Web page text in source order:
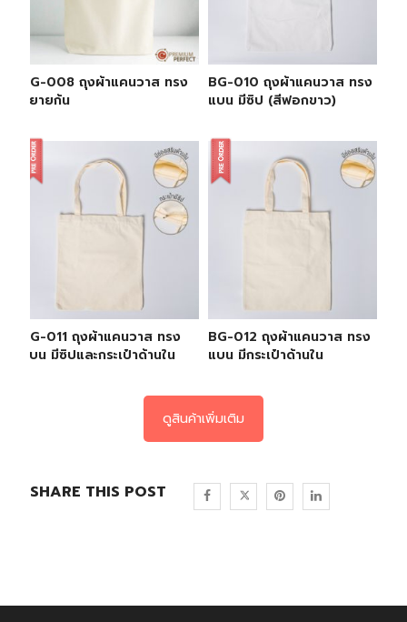
BG-008 ถุงผ้าแคนวาส ทรง
ขยายก้น
BG-010 ถุงผ้าแคนวาส ทรง
แบน มีซิป (สีฟอกขาว)
BG-011 ถุงผ้าแคนวาส ทรง
แบน มีซิปและกระเป๋าด้านใน
BG-012 ถุงผ้าแคนวาส ทรง
แบน มีกระเป๋าด้านใน
ดูสินค้าเพิ่มเติม
SHARE THIS POST